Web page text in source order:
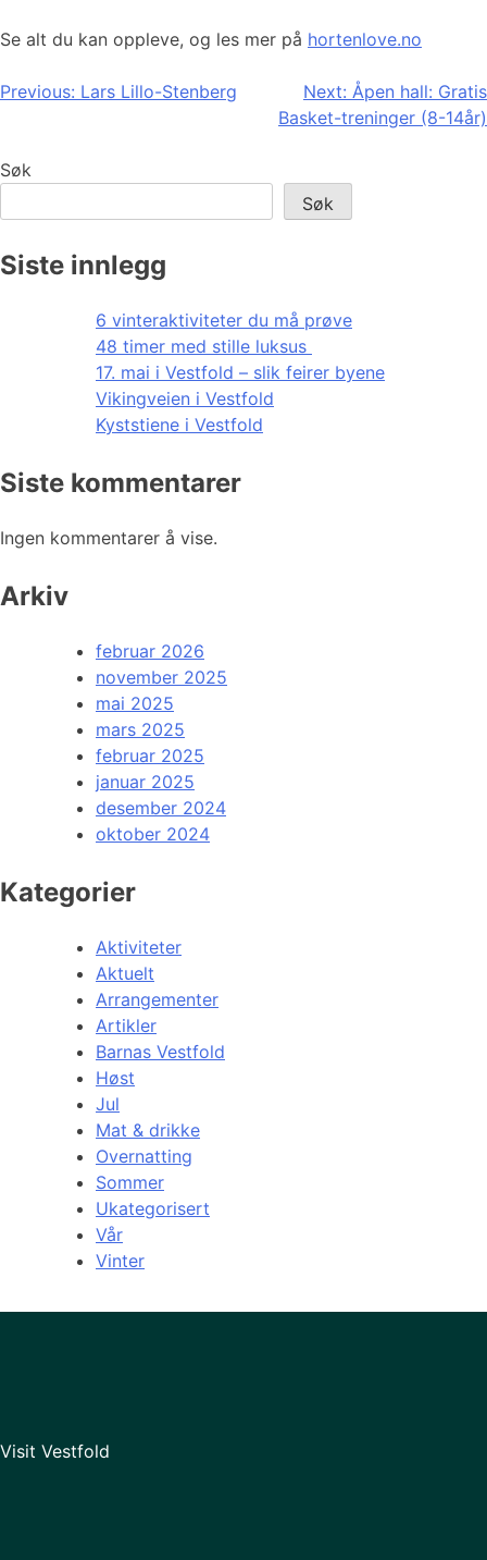
Se alt du kan oppleve, og les mer på hortenlove.no
Innleggsnavigasjon
Previous: Lars Lillo-Stenberg Next: Åpen hall: Gratis
Basket-treninger (8-14år)
Søk
Søk
Siste innlegg
6 vinteraktiviteter du må prøve
48 timer med stille luksus
17. mai i Vestfold – slik feirer byene
Vikingveien i Vestfold
Kyststiene i Vestfold
Siste kommentarer
Ingen kommentarer å vise.
Arkiv
februar 2026
november 2025
mai 2025
mars 2025
februar 2025
januar 2025
desember 2024
oktober 2024
Kategorier
Aktiviteter
Aktuelt
Arrangementer
Artikler
Barnas Vestfold
Høst
Jul
Mat & drikke
Overnatting
Sommer
Ukategorisert
Vår
Vinter
Visit Vestfold